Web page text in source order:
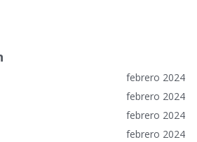
febrero 2024
febrero 2024
febrero 2024
febrero 2024